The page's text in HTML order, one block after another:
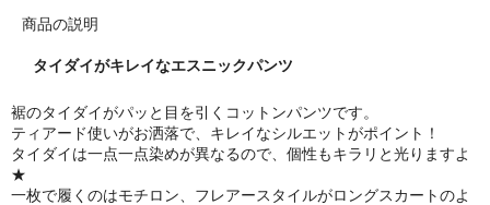
商品の説明
タイダイがキレイなエスニックパンツ
裾のタイダイがパッと目を引くコットンパンツです。
ティアード使いがお洒落で、キレイなシルエットがポイント！
タイダイは一点一点染めが異なるので、個性もキラリと光りますよ
★
一枚で履くのはモチロン、フレアースタイルがロングスカートのよ